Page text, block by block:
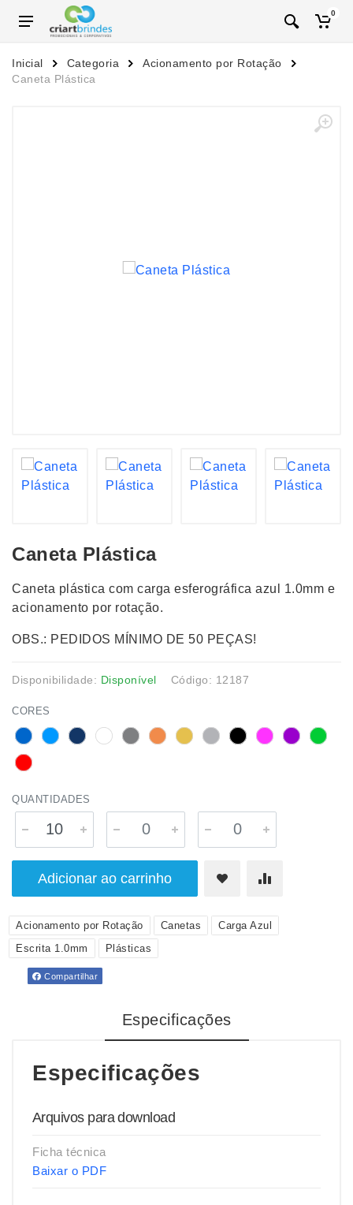
0
Inicial Categoria
Acionamento por Rotação
Caneta Plástica
Caneta Plástica
Caneta plástica com carga esferográfica azul 1.0mm e
acionamento por rotação.
OBS.: PEDIDOS MÍNIMO DE 50 PEÇAS!
Disponibilidade: Disponível Código: 12187
CORES
QUANTIDADES
Adicionar ao carrinho
Acionamento por Rotação Canetas
Carga Azul
Escrita 1.0mm
Plásticas
Compartilhar
Especificações
Especificações
Arquivos para download
Ficha técnica
Baixar o PDF